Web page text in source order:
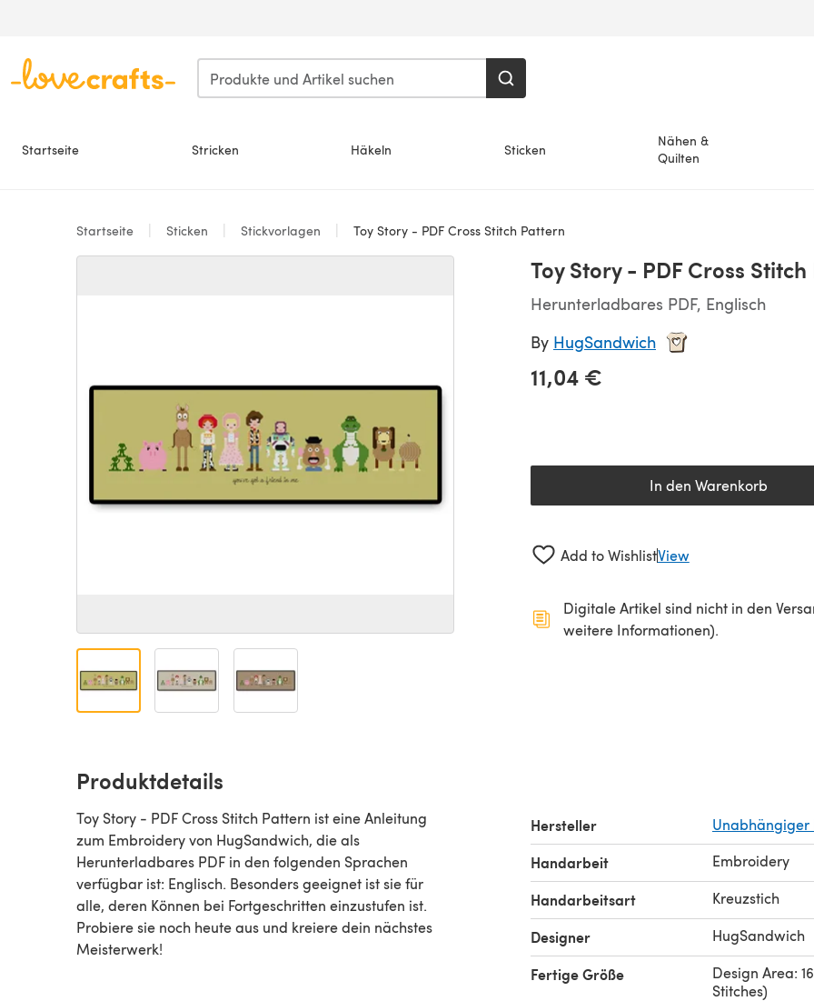
Startseite Stricken Häkeln Sticken
Nähen &
Quilten
Startseite Sticken Stickvorlagen Toy Story - PDF Cross Stitch Pattern
Toy Story - PDF Cross
Herunterladbares PDF, Englisch
By HugSandwich
11,04 €
In den Warenkorb
Add to WishlistView
Digitale Artikel sind nicht in den
weitere Informationen).
Produktdetails
Toy Story - PDF Cross Stitch Pattern ist eine Anleitung
zum Embroidery von HugSandwich, die als
Herunterladbares PDF in den folgenden Sprachen
verfügbar ist: Englisch. Besonders geeignet ist sie für
alle, deren Können bei Fortgeschritten einzustufen ist.
Probiere sie noch heute aus und kreiere dein nächstes
Meisterwerk!
Hersteller Unabhängiger
Handarbeit Embroidery
Handarbeitsart Kreuzstich
Designer HugSandwich
Fertige Größe
Design Area:
Stitches)